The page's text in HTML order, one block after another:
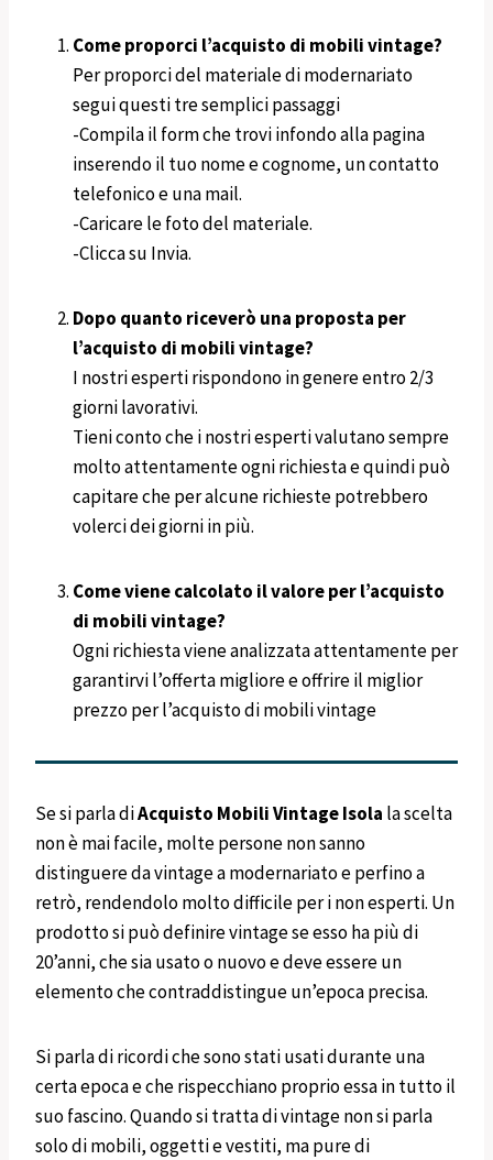
Come proporci l’acquisto di mobili vintage?
Per proporci del materiale di modernariato
segui questi tre semplici passaggi
-Compila il form che trovi infondo alla pagina
inserendo il tuo nome e cognome, un contatto
telefonico e una mail.
-Caricare le foto del materiale.
-Clicca su Invia.
Dopo quanto riceverò una proposta per
l’acquisto di mobili vintage?
I nostri esperti rispondono in genere entro 2/3
giorni lavorativi.
Tieni conto che i nostri esperti valutano sempre
molto attentamente ogni richiesta e quindi può
capitare che per alcune richieste potrebbero
volerci dei giorni in più.
Come viene calcolato il valore per l’acquisto
di mobili vintage?
Ogni richiesta viene analizzata attentamente per
garantirvi l’offerta migliore e offrire il miglior
prezzo per l’acquisto di mobili vintage
Se si parla diAcquisto Mobili VintageIsola la scelta
non è mai facile, molte persone non sanno
distinguere da vintage a modernariato e perfino a
retrò, rendendolo molto difficile per i non esperti. Un
prodotto si può definire vintage se esso ha più di
20’anni, che sia usato o nuovo e deve essere un
elemento che contraddistingue un’epoca precisa.
Si parla di ricordi che sono stati usati durante una
certa epoca e che rispecchiano proprio essa in tutto il
suo fascino. Quando si tratta di vintage non si parla
solo di mobili, oggetti e vestiti, ma pure di